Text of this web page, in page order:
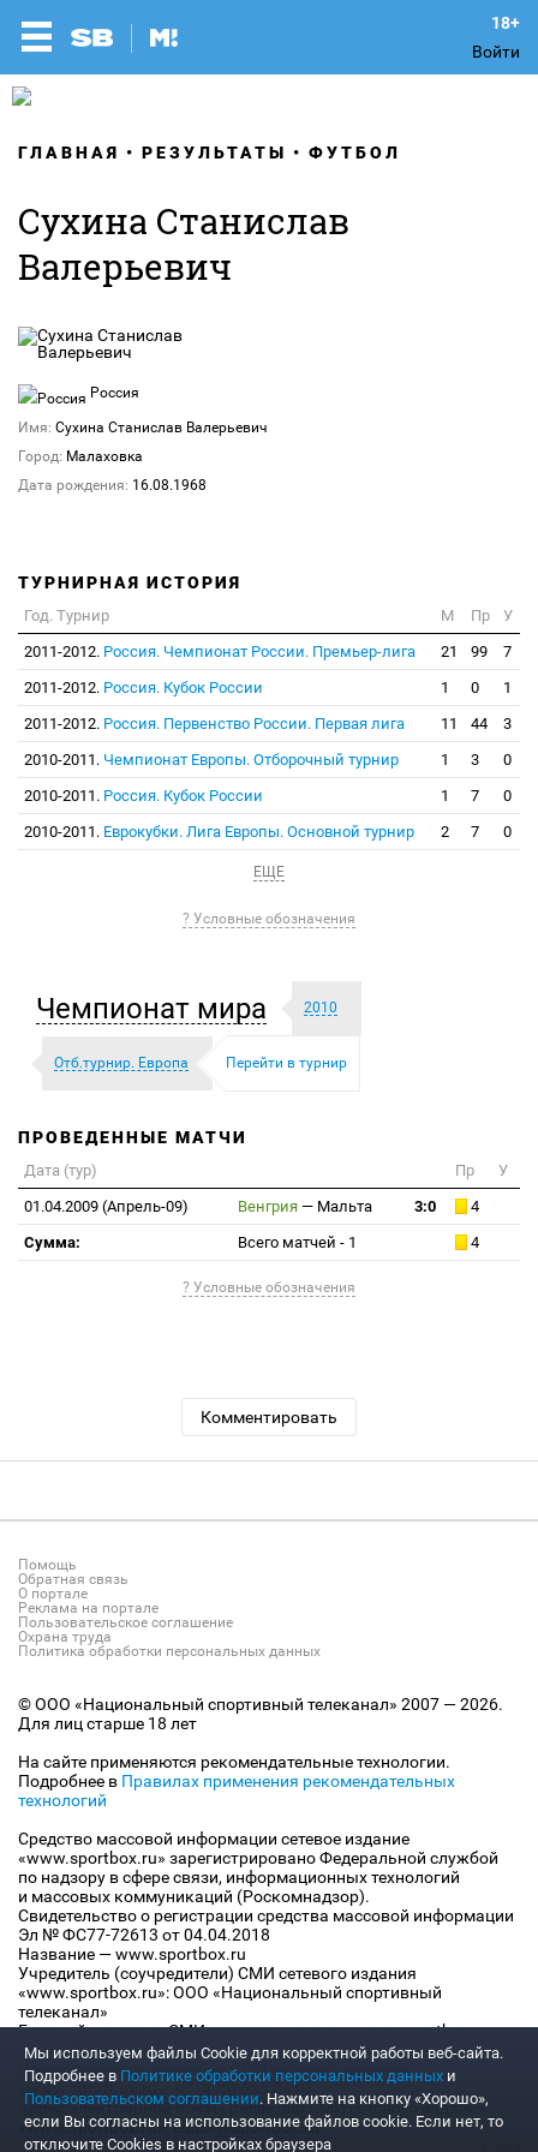
Войти
ГЛАВНАЯ РЕЗУЛЬТАТЫ ФУТБОЛ
Сухина Станислав
Валерьевич
Россия
Имя: Сухина Станислав Валерьевич
Город: Малаховка
Дата рождения: 16.08.1968
ТУРНИРНАЯ ИСТОРИЯ
Год. Турнир М Пр
У
2011-2012. Россия. Чемпионат России. Премьер-лига 21 99
7
2011-2012. Россия. Кубок России 1 0
1
2011-2012. Россия. Первенство России. Первая лига 11 44
3
2010-2011. Чемпионат Европы. Отборочный турнир 1 3
0
2010-2011. Россия. Кубок России 1 7
0
2010-2011. Еврокубки. Лига Европы. Основной турнир 2 7 0
ЕЩЕ
? Условные обозначения
Чемпионат мира 2010
Отб.турнир. Европа Перейти в турнир
ПРОВЕДЕННЫЕ МАТЧИ
Дата (тур) Пр
У
01.04.2009 (Апрель-09)
Венгрия — Мальта 3:0
4
Сумма:
Всего матчей - 1 4
? Условные обозначения
Комментировать
Помощь
Обратная связь
О портале
Реклама на портале
Пользовательское соглашение
Охрана труда
Политика обработки персональных данных
© ООО «Национальный спортивный телеканал» 2007 — 2026.
Для лиц старше 18 лет
На сайте применяются рекомендательные технологии.
Подробнее в Правилах применения рекомендательных
технологий
Средство массовой информации сетевое издание
«www.sportbox.ru» зарегистрировано Федеральной службой
по надзору в сфере связи, информационных технологий
и массовых коммуникаций (Роскомнадзор).
Свидетельство о регистрации средства массовой информации
Эл № ФС77-72613 от 04.04.2018
Название — www.sportbox.ru
Учредитель (соучредители) СМИ сетевого издания
«www.sportbox.ru»: ООО «Национальный спортивный
телеканал»
Главный редактор СМИ сетевого издания «www.sportbox.ru»:
Конов В.А.
Номер телефона редакции СМИ сетевого издания
«www.sportbox.ru»: +7 (495) 653 8419
Адрес электронной почты редакции СМИ сетевого издания
«www.sportbox.ru»: editor@sportbox.ru
Мы используем файлы Сookie для корректной работы веб-сайта.
Подробнее в Политике обработки персональных данных и
Пользовательском соглашении. Нажмите на кнопку «Хорошо»,
если Вы согласны на использование файлов cookie. Если нет, то
отключите Cookies в настройках браузера